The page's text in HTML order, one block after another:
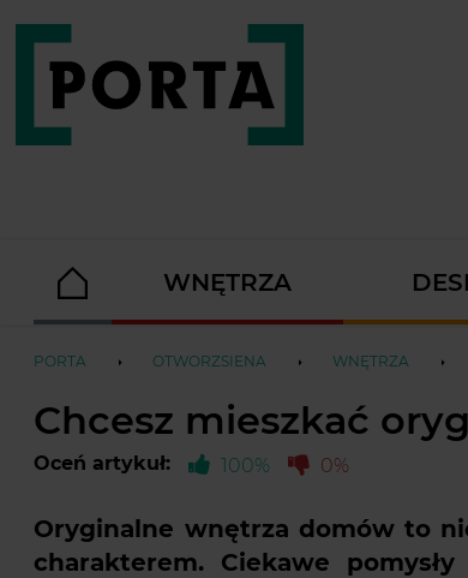
WNĘTRZA
PORTA OTWORZSIENA WNĘTRZA
Chcesz mieszkać
Oceń artykuł: 100% 0%
Oryginalne wnętrza domów to
charakterem. Ciekawe